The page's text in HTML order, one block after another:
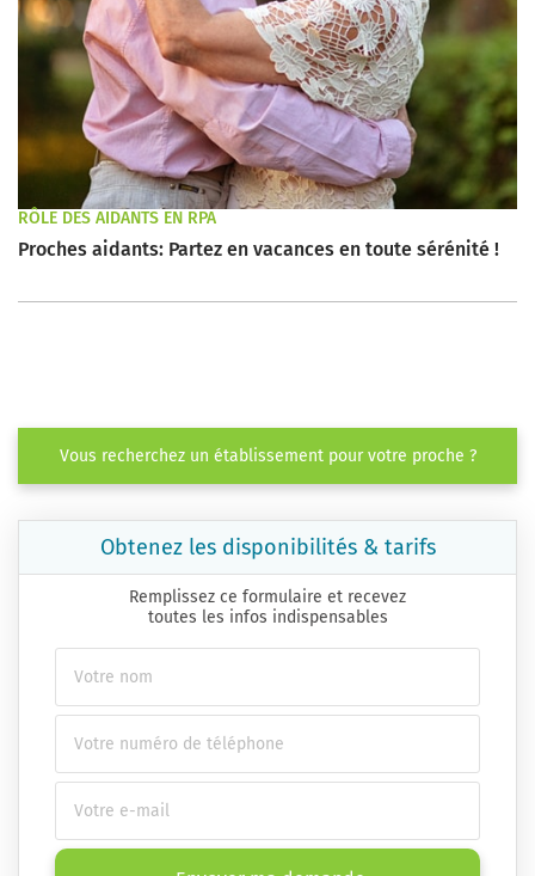
RÔLE DES AIDANTS EN RPA
Proches aidants: Partez en vacances en toute sérénité !
Vous recherchez un établissement pour votre proche ?
Obtenez les disponibilités & tarifs
Remplissez ce formulaire et recevez
toutes les infos indispensables